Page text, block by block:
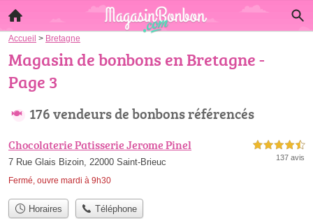
Accueil > Bretagne
Magasin de bonbons en Bretagne -
Page 3
176 vendeurs de bonbons référencés
Chocolaterie Patisserie Jerome Pinel
7 Rue Glais Bizoin, 22000 Saint-Brieuc
Fermé, ouvre mardi à 9h30
4,5 étoiles sur 5
137 avis
Horaires Téléphone